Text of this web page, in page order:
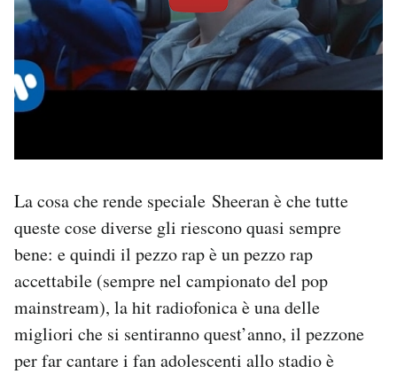
La cosa che rende speciale Sheeran è che tutte
queste cose diverse gli riescono quasi sempre
bene: e quindi il pezzo rap è un pezzo rap
accettabile (sempre nel campionato del pop
mainstream), la hit radiofonica è una delle
migliori che si sentiranno quest’anno, il pezzone
per far cantare i fan adolescenti allo stadio è